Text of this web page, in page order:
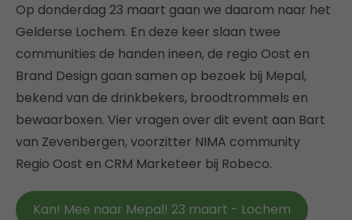
Op donderdag 23 maart gaan we daarom naar het
Gelderse Lochem. En deze keer slaan twee
communities de handen ineen, de regio Oost en
Brand Design gaan samen op bezoek bij Mepal,
bekend van de drinkbekers, broodtrommels en
bewaarboxen. Vier vragen over dit event aan Bart
van Zevenbergen, voorzitter NIMA community
Regio Oost en CRM Marketeer bij Robeco.
Kan! Mee naar Mepal! 23 maart - Lochem